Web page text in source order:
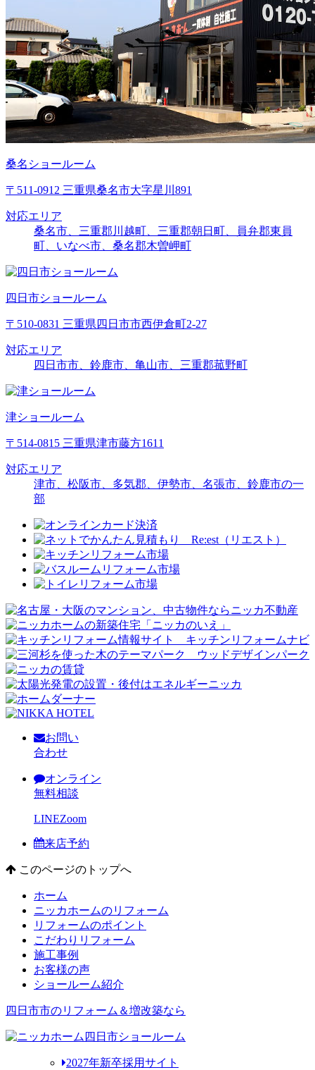
桑名ショールーム
〒511-0912 三重県桑名市大字星川891
対応エリア
桑名市、三重郡川越町、三重郡朝日町、員弁郡東員
町、いなべ市、桑名郡木曽岬町
四日市ショールーム
〒510-0831 三重県四日市市西伊倉町2-27
対応エリア
四日市市、鈴鹿市、亀山市、三重郡菰野町
津ショールーム
〒514-0815 三重県津市藤方1611
対応エリア
津市、松阪市、多気郡、伊勢市、名張市、鈴鹿市の一
部
お問い
合わせ
オンライン
無料相談
LINEZoom
来店予約
このページのトップへ
ホーム
ニッカホームのリフォーム
リフォームのポイント
こだわりリフォーム
施工事例
お客様の声
ショールーム紹介
四日市市のリフォーム＆増改築なら
2027年新卒採用サイト